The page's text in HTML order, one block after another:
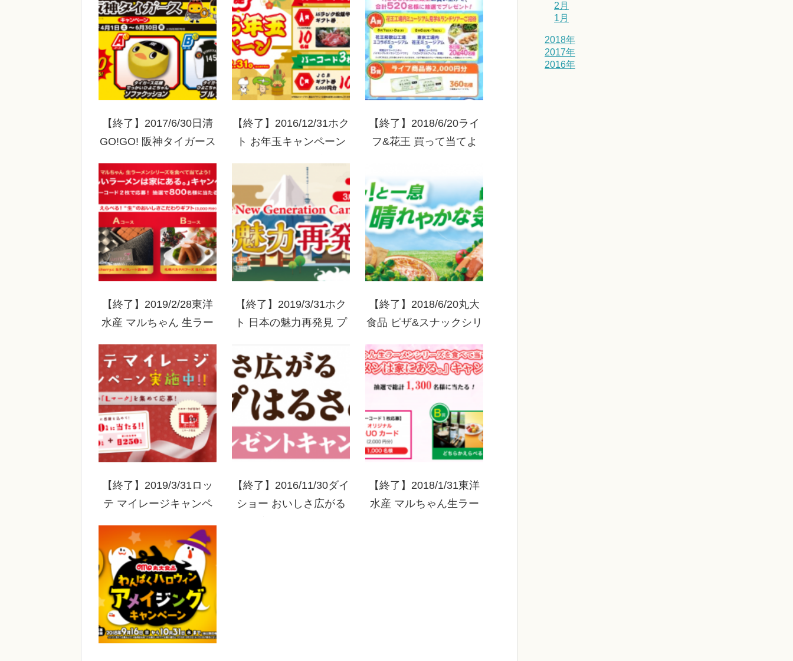
【終了】2017/6/30日清
GO!GO! 阪神タイガース
【終了】2016/12/31ホク
ト お年玉キャンペーン
【終了】2018/6/20ライ
フ&花王 買って当てよ
【終了】2019/2/28東洋
水産 マルちゃん 生ラー
発見！おいしいラーメン
は家にある。キャンペー
ン
【終了】2019/3/31ホク
ト 日本の魅力再発見 プ
クを集めて当てよう！
【終了】2018/6/20丸大
食品 ピザ&スナックシリ
れやかな気分キャンペー
ン
【終了】2019/3/31ロッ
テ マイレージキャンペ
【終了】2016/11/30ダイ
ショー おいしさ広がる
【終了】2018/1/31東洋
水産 マルちゃん生ラー
2月
1月
2018年
2017年
2016年